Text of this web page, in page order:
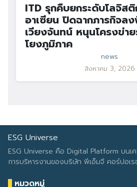
ITD รุกคืบยกระดับโลจิส
อาเซียน ปิดฉากภารกิจล
เวียงจันทน์ หนุนโครงข่า
โยงภูมิภาค
news
สิงหาคม 3, 2026
ESG Universe
ESG Universe คือ Digital Platform บนเ
การบริหารงานของบริษัท พีเอ็มจี คอร์ปอเ
หมวดหมู่